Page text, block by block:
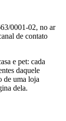
0001-02, no ar
de contato
e pet: cada
daquele
de uma loja
dela.